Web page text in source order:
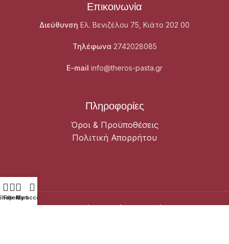
Επικοινωνία
Διεύθυνση Ελ. Βενιζέλου 75, Κιάτο 202 00
Τηλέφωνα 2742028085
E-mail info@theros-pasta.gr
Πληροφορίες
Όροι & Προϋποθέσεις
Πολιτική Απορρήτου
Θέρος Παραδοσιακά - Σπιτικά - Ζυμαρικά 2023 Designed
FiltersCart
My account